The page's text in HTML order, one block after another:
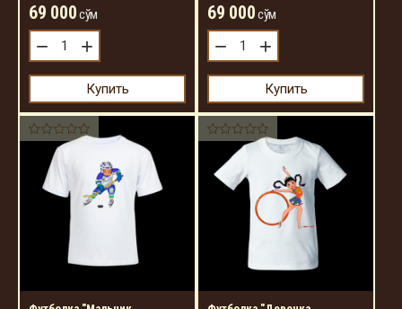
69 000сўм
− +
Купить
69 000сўм
− +
Купить